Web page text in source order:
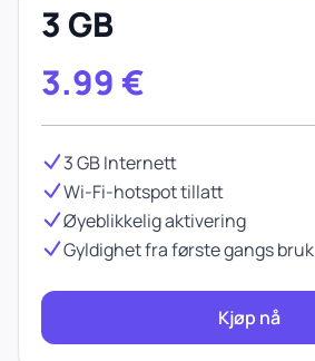
3 GB
3.99 €
3 GB Internett
Wi-Fi-hotspot tillatt
Øyeblikkelig aktivering
Gyldighet fra første gangs bruk
Kjøp nå